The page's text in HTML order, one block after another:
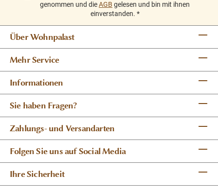
genommen und dieAGB gelesen und bin mit ihnen
einverstanden. *
Über Wohnpalast
Mehr Service
Informationen
Sie haben Fragen?
Zahlungs- und Versandarten
Folgen Sie uns auf Social Media
Ihre Sicherheit